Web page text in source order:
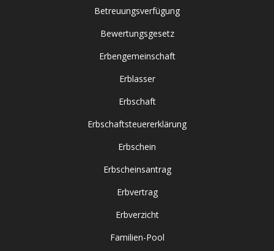
Betreuungsverfügung
Bewertungsgesetz
Erbengemeinschaft
Erblasser
Erbschaft
Erbschaftsteuererklärung
Erbschein
Erbscheinsantrag
Erbvertrag
Erbverzicht
Familien-Pool